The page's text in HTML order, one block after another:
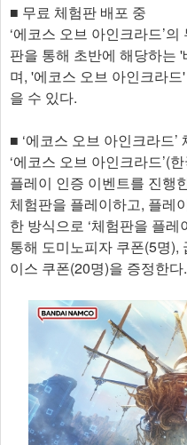
■ 무료 체험판 배포 중
‘에코스 오브 아인크라드’
판을 통해 초반에 해당하는
며, '에코스 오브 아인크라
을 수 있다.
■ ‘에코스 오브 아인크라드
‘에코스 오브 아인크라드’(
플레이 인증 이벤트를 진행
체험판을 플레이하고, 플레
한 방식으로 ‘체험판을 플
통해 도미노피자 쿠폰(5명),
이스 쿠폰(20명)을 증정한다.